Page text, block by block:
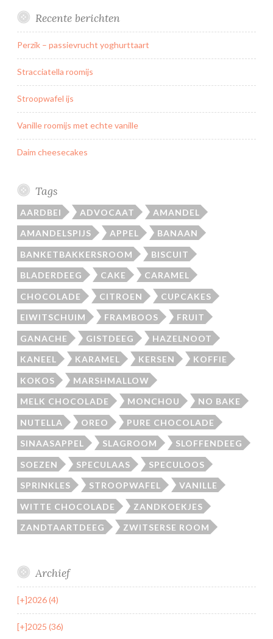
Recente berichten
Perzik – passievrucht yoghurttaart
Stracciatella roomijs
Stroopwafel ijs
Vanille roomijs met echte vanille
Daim cheesecakes
Tags
AARDBEI ADVOCAAT AMANDEL
AMANDELSPIJS APPEL BANAAN
BANKETBAKKERSROOM BISCUIT
BLADERDEEG CAKE CARAMEL
CHOCOLADE CITROEN CUPCAKES
EIWITSCHUIM FRAMBOOS FRUIT
GANACHE GISTDEEG HAZELNOOT
KANEEL KARAMEL KERSEN KOFFIE
KOKOS MARSHMALLOW
MELK CHOCOLADE MONCHOU NO BAKE
NUTELLA OREO PURE CHOCOLADE
SINAASAPPEL SLAGROOM SLOFFENDEEG
SOEZEN SPECULAAS SPECULOOS
SPRINKLES STROOPWAFEL VANILLE
WITTE CHOCOLADE ZANDKOEKJES
ZANDTAARTDEEG ZWITSERSE ROOM
Archief
[+]2026 (4)
[+]2025 (36)